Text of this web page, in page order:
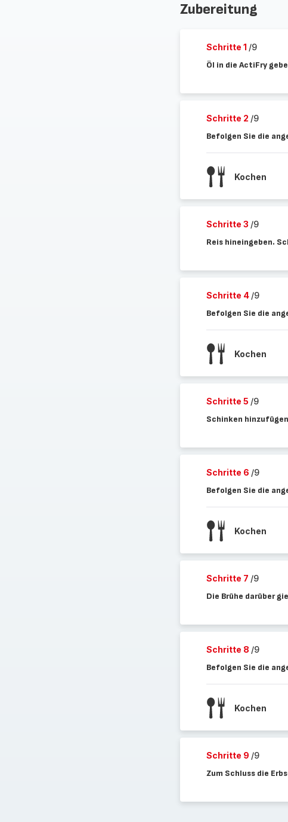
Zubereitung
Schritte 1 /9
Öl in die ActiFry
Schritte 2 /9
Befolgen Sie die
Kochen
Schritte 3 /9
Reis hineingeben.
Schritte 4 /9
Befolgen Sie die
Kochen
Schritte 5 /9
Schinken
Schritte 6 /9
Befolgen Sie die
Kochen
Schritte 7 /9
Die Brühe darüber
Schritte 8 /9
Befolgen Sie die
Kochen
Schritte 9 /9
Zum Schluss die